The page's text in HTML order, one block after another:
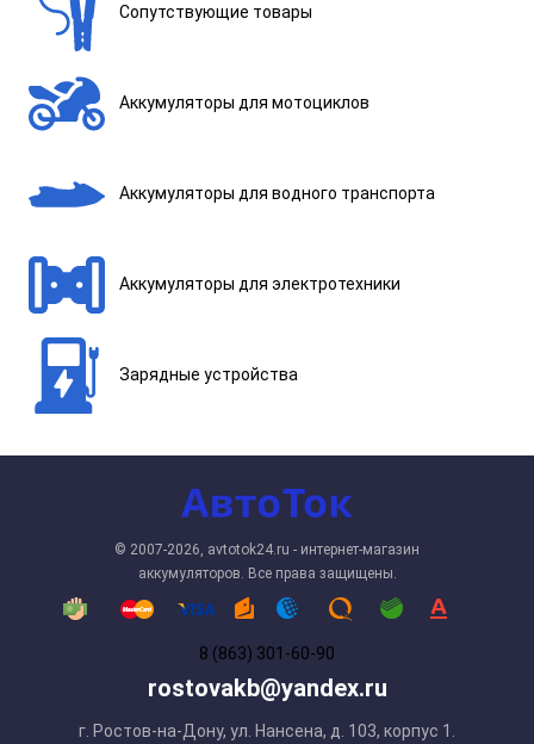
Сопутствующие товары
Аккумуляторы для мотоциклов
Аккумуляторы для водного транспорта
Аккумуляторы для электротехники
Зарядные устройства
8 (863) 301-60-90
rostovakb@yandex.ru
г. Ростов-на-Дону, ул. Нансена, д. 103, корпус 1.
© 2007-2026, avtotok24.ru - интернет-магазин
аккумуляторов. Все права защищены.